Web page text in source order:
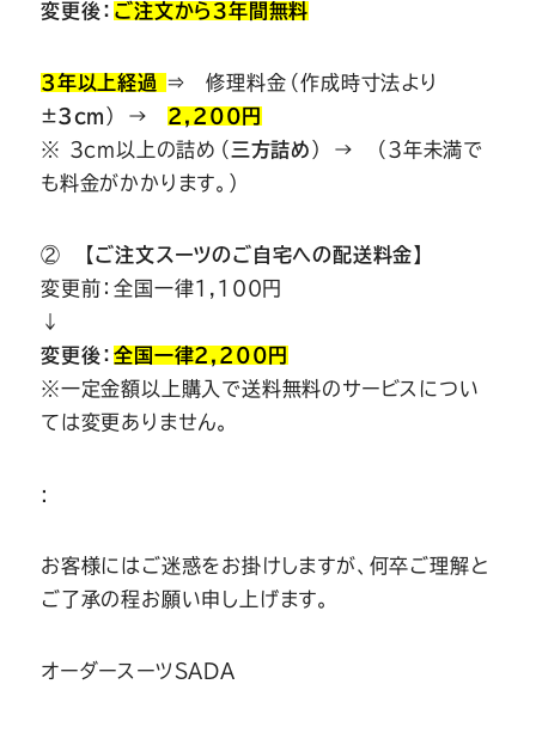
変更後： ご注文から３年間無料
3年以上経過
⇒ 修理料金（作成時寸法より
±3cm ） → 2,200円
※ 3cm以上の詰め（ 三方詰め ） → （3年未満で
も料金がかかります。）
②
【ご注文スーツのご自宅への配送料金】
変更前：全国一律1,100円
↓
変更後：全国一律2,200円
※一定金額以上購入で送料無料のサービスについ
ては変更ありません。
:
お客様にはご迷惑をお掛けしますが、何卒ご理解と
ご了承の程お願い申し上げます。
オーダースーツSADA